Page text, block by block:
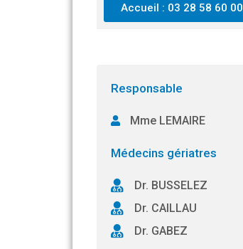
Accueil : 03 28 58 60 00
Responsable
Mme LEMAIRE
Médecins gériatres
Dr. BUSSELEZ
Dr. CAILLAU
Dr. GABEZ